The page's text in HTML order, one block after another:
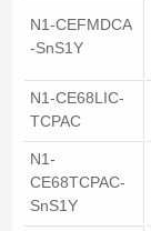
N1-CEFMDCA
-SnS1Y
N1-CE68LIC-
TCPAC
N1-
CE68TCPAC-
SnS1Y